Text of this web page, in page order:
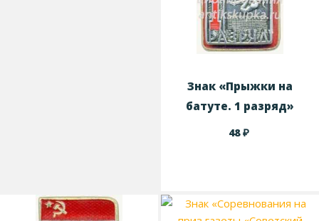
Знак «Прыжки на
батуте. 1 разряд»
48₽